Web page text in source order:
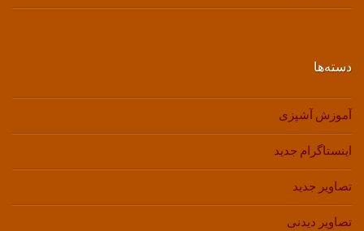
دسته‌ها
آموزش آشپزی
اینستاگرام جدید
تصاویر جدید
تصاویر دیدنی